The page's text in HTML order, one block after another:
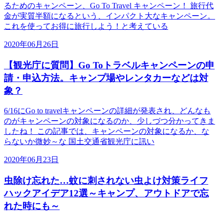
るためのキャンペーン、Go To Travel キャンペーン！ 旅行代
金が実質半額になるという、インパクト大なキャンペーン。
これを使ってお得に旅行しよう！と考えている
2020年06月26日
【観光庁に質問】Go Toトラベルキャンペーンの申
請・申込方法。キャンプ場やレンタカーなどは対
象？
6/16にGo to travelキャンペーンの詳細が発表され、どんなも
のがキャンペーンの対象になるのか、少しづつ分かってきま
したね！ この記事では、キャンペーンの対象になるか、な
らないか微妙～な 国土交通省観光庁に訊い
2020年06月23日
虫除け忘れた…蚊に刺されない虫よけ対策ライフ
ハックアイデア12選～キャンプ、アウトドアで忘
れた時にも～